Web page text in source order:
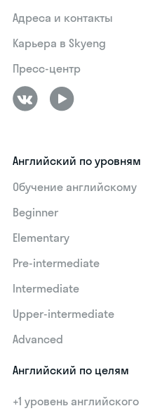
Адреса и контакты
Карьера в Skyeng
Пресс-центр
Английский по уровням
Обучение английскому
Beginner
Elementary
Pre-intermediate
Intermediate
Upper-intermediate
Advanced
Английский по целям
+1 уровень английского